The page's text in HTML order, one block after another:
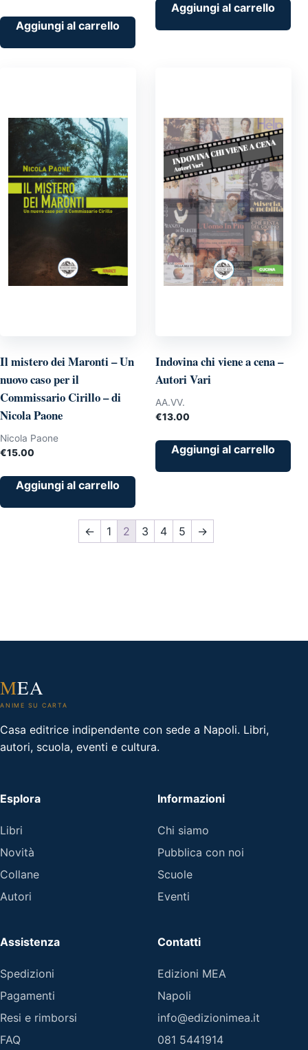
Aggiungi al carrello
Aggiungi al carrello
Il mistero dei Maronti – Un
nuovo caso per il
Commissario Cirillo – di
Nicola Paone
Nicola Paone
€15.00
Aggiungi al carrello
Indovina chi viene a cena –
Autori Vari
AA.VV.
€13.00
Aggiungi al carrello
← 1 2 3 4 5 →
MEA
ANIME SU CARTA
Casa editrice indipendente con sede a Napoli. Libri,
autori, scuola, eventi e cultura.
Esplora
Libri
Novità
Collane
Autori
Informazioni
Chi siamo
Pubblica con noi
Scuole
Eventi
Assistenza
Spedizioni
Pagamenti
Resi e rimborsi
FAQ
Contatti
Edizioni MEA
Napoli
info@edizionimea.it
081 5441914